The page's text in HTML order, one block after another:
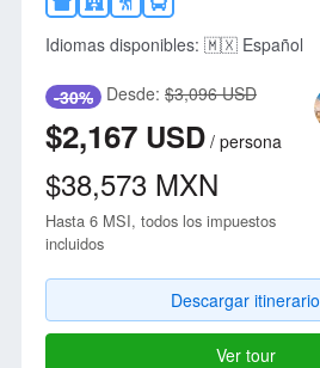
Idiomas disponibles: 🇲🇽 Español
-30% Desde: $3,096 USD
$2,167 USD / persona
$38,573 MXN
Hasta 6 MSI, todos los impuestos
incluidos
Descargar itinerario
Ver tour